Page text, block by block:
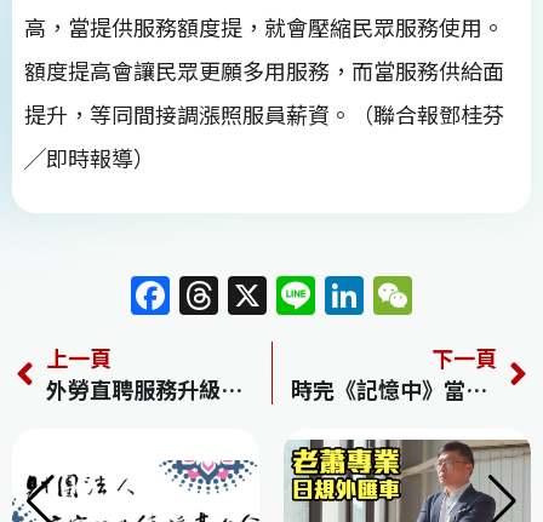
高，當提供服務額度提，就會壓縮民眾服務使用。
額度提高會讓民眾更願多用服務，而當服務供給面
提升，等同間接調漲照服員薪資。（聯合報鄧桂芬
╱即時報導）
F
a
c
e
b
o
T
h
re
a
d
s
X Li
n
e
Li
n
k
e
dI
n
C
h
at
上一頁
外勞直聘服務升級 明年起開辦線上申辦一案到底
下一頁
時完《記憶中》當少尉 陪唱孤兒淚光閃閃